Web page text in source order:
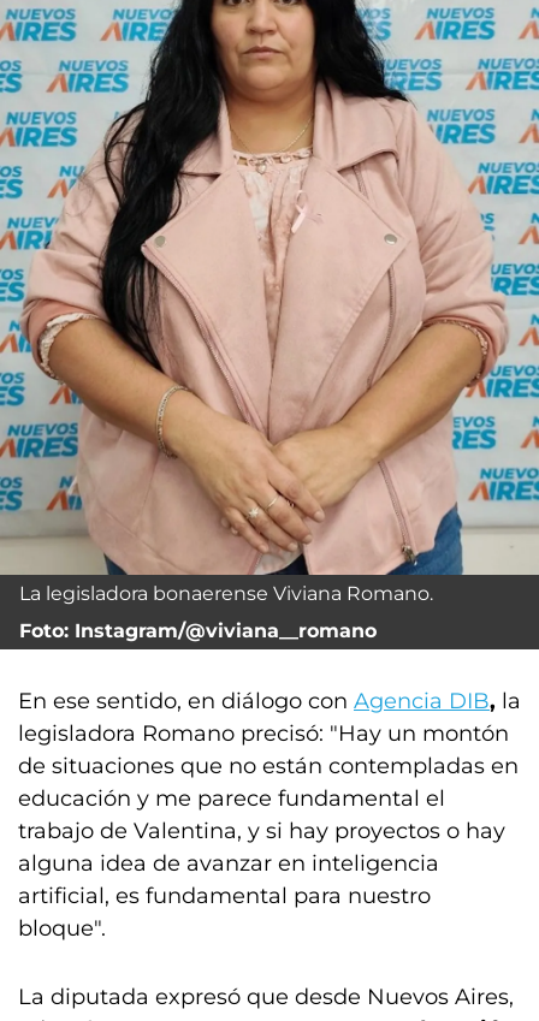
La legisladora bonaerense Viviana Romano.
Foto: Instagram/@viviana__romano
En ese sentido, en diálogo con Agencia DIB, la
legisladora Romano precisó: "Hay un montón
de situaciones que no están contempladas en
educación y me parece fundamental el
trabajo de Valentina, y si hay proyectos o hay
alguna idea de avanzar en inteligencia
artificial, es fundamental para nuestro
bloque".
La diputada expresó que desde Nuevos Aires,